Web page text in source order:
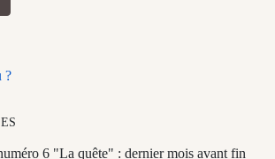
?
6 "La quête" : dernier mois avant fin